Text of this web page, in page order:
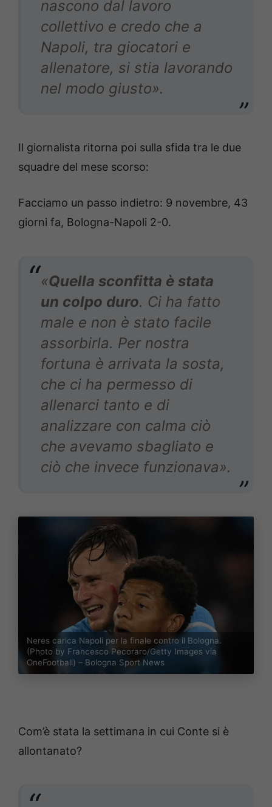
nascono dal lavoro
collettivo e credo che a
Napoli, tra giocatori e
allenatore, si stia lavorando
nel modo giusto».
Il giornalista ritorna poi sulla sfida tra le due
squadre del mese scorso:
Facciamo un passo indietro: 9 novembre, 43
giorni fa, Bologna-Napoli 2-0.
«Quella sconfitta è stata
un colpo duro. Ci ha fatto
male e non è stato facile
assorbirla. Per nostra
fortuna è arrivata la sosta,
che ci ha permesso di
allenarci tanto e di
analizzare con calma ciò
che avevamo sbagliato e
ciò che invece funzionava».
Neres carica Napoli per la finale contro il Bologna.
(Photo by Francesco Pecoraro/Getty Images via
OneFootball) – Bologna Sport News
Com’è stata la settimana in cui Conte si è
allontanato?